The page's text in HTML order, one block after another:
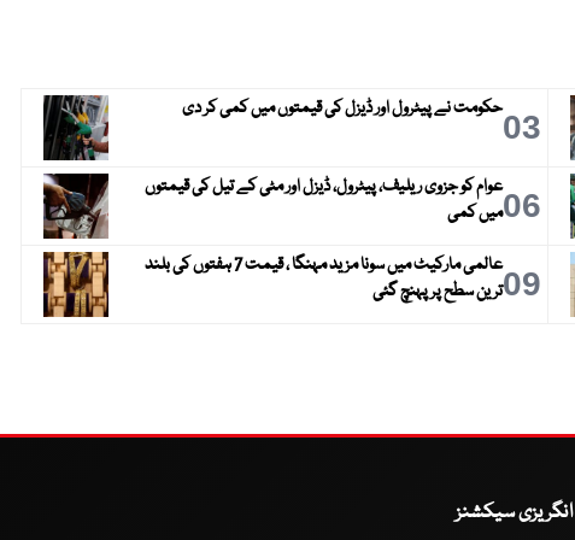
03حکومت نے پیٹرول اور ڈیزل کی قیمتوں میں کمی کر دی
06عوام کو جزوی ریلیف، پیٹرول، ڈیزل اور مٹی کے تیل کی قیمتوں
میں کمی
09
عالمی مارکیٹ میں سونا مزید مہنگا ، قیمت 7 ہفتوں کی بلند
ترین سطح پر پہنچ گئی
انگریزی سیکشنز